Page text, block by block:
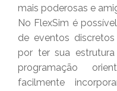
mais poderosas e
No FlexSim é
de eventos
por ter sua
programação
facilmente